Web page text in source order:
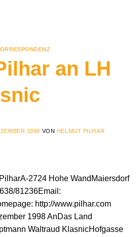
an LH
1998 VON HELMUT PILHAR
2724 Hohe WandMaiersdorf
81236Email:
http://www.pilhar.com
1998 AnDas Land
Waltraud KlasnicHofgasse